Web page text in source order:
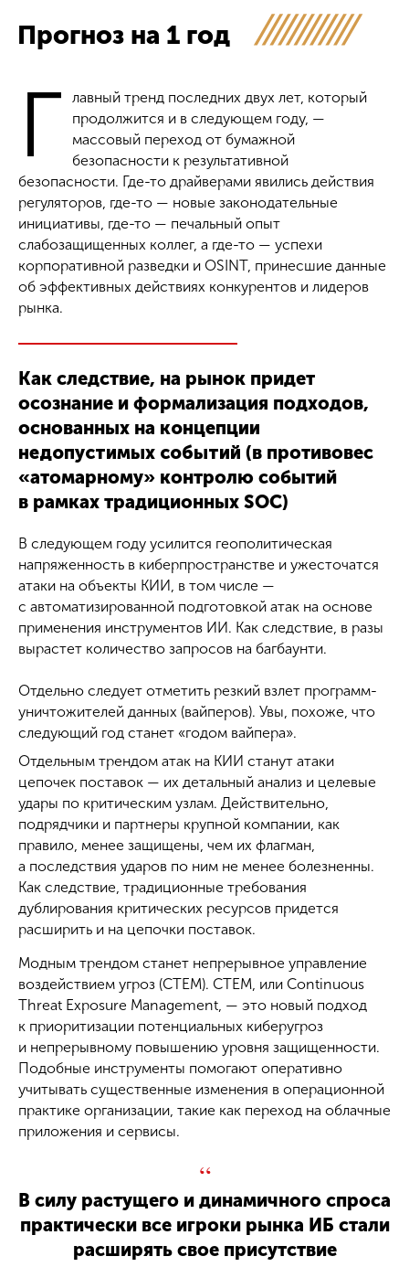
Прогноз на 1 год
Г
лавный тренд последних двух лет, который
продолжится и в следующем году, —
массовый переход от бумажной
безопасности к результативной
безопасности. Где-то драйверами явились действия
регуляторов, где-то — новые законодательные
инициативы, где-то — печальный опыт
слабозащищенных коллег, а где-то — успехи
корпоративной разведки и OSINT, принесшие данные
об эффективных действиях конкурентов и лидеров
рынка.
Как следствие, на рынок придет
осознание и формализация подходов,
основанных на концепции
недопустимых событий (в противовес
«атомарному» контролю событий
в рамках традиционных SOC)
В следующем году усилится геополитическая
напряженность в киберпространстве и ужесточатся
атаки на объекты КИИ, в том числе —
с автоматизированной подготовкой атак на основе
применения инструментов ИИ. Как следствие, в разы
вырастет количество запросов на багбаунти.
Отдельно следует отметить резкий взлет программ-
уничтожителей данных (вайперов). Увы, похоже, что
следующий год станет «годом вайпера».
Отдельным трендом атак на КИИ станут атаки
цепочек поставок — их детальный анализ и целевые
удары по критическим узлам. Действительно,
подрядчики и партнеры крупной компании, как
правило, менее защищены, чем их флагман,
а последствия ударов по ним не менее болезненны.
Как следствие, традиционные требования
дублирования критических ресурсов придется
расширить и на цепочки поставок.
Модным трендом станет непрерывное управление
воздействием угроз (CTEM). CTEM, или Continuous
Threat Exposure Management, — это новый подход
к приоритизации потенциальных киберугроз
и непрерывному повышению уровня защищенности.
Подобные инструменты помогают оперативно
учитывать существенные изменения в операционной
практике организации, такие как переход на облачные
приложения и сервисы.
“
В силу растущего и динамичного спроса
практически все игроки рынка ИБ стали
расширять свое присутствие